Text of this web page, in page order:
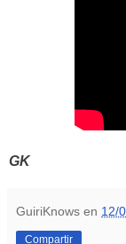
GK
GuiriKnows en 12/
Compartir